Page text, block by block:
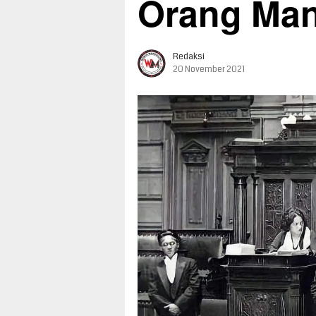
Orang
Redaksi
20 November 2021